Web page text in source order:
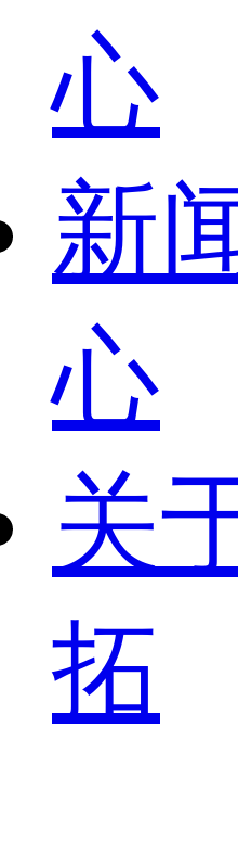
心
新
心
关
拓